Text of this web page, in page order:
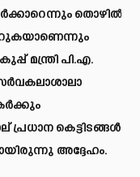
തൊഴിൽ
മന്ത്രി പി.എ.
കെട്ടിടങ്ങൾ
അദ്ദേഹം.